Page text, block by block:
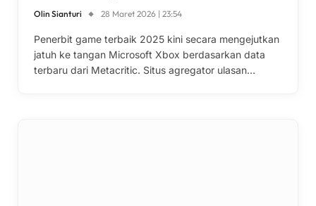
Olin Sianturi 28 Maret 2026 | 23:54
Penerbit game terbaik 2025 kini secara mengejutkan
jatuh ke tangan Microsoft Xbox berdasarkan data
terbaru dari Metacritic. Situs agregator ulasan…